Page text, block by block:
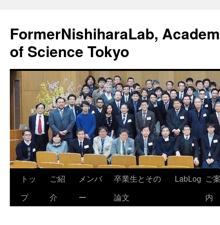
FormerNishiharaLab,
of Science Tokyo
トッ
プ
ご紹
介
メンバ
ー
卒業生とその
論文
LabLog ご
内